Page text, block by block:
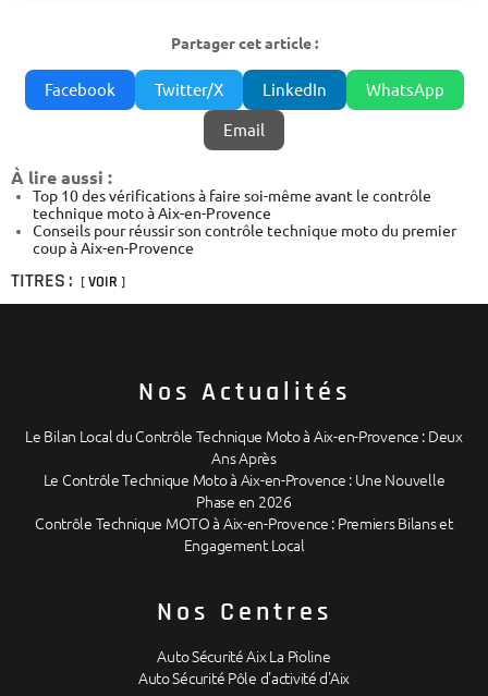
Partager cet article :
Facebook Twitter/X LinkedIn WhatsApp
Email
À lire aussi :
Top 10 des vérifications à faire soi-même avant le contrôle
technique moto à Aix-en-Provence
Conseils pour réussir son contrôle technique moto du premier
coup à Aix-en-Provence
TITRES : VOIR
Nos Actualités
Le Bilan Local du Contrôle Technique Moto à Aix-en-Provence : Deux
Ans Après
Le Contrôle Technique Moto à Aix-en-Provence : Une Nouvelle
Phase en 2026
Contrôle Technique MOTO à Aix-en-Provence : Premiers Bilans et
Engagement Local
Nos Centres
Auto Sécurité Aix La Pioline
Auto Sécurité Pôle d'activité d'Aix